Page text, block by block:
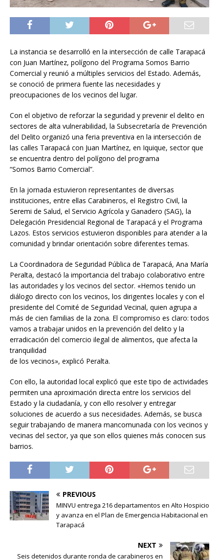
La instancia se desarrolló en la intersección de calle Tarapacá
con Juan Martínez, polígono del Programa Somos Barrio
Comercial y reunió a múltiples servicios del Estado. Además,
se conoció de primera fuente las necesidades y
preocupaciones de los vecinos del lugar.
Con el objetivo de reforzar la seguridad y prevenir el delito en
sectores de alta vulnerabilidad, la Subsecretaría de Prevención
del Delito organizó una feria preventiva en la intersección de
las calles Tarapacá con Juan Martínez, en Iquique, sector que
se encuentra dentro del polígono del programa
“Somos Barrio Comercial”.
En la jornada estuvieron representantes de diversas
instituciones, entre ellas Carabineros, el Registro Civil, la
Seremi de Salud, el Servicio Agrícola y Ganadero (SAG), la
Delegación Presidencial Regional de Tarapacá y el Programa
Lazos. Estos servicios estuvieron disponibles para atender a la
comunidad y brindar orientación sobre diferentes temas.
La Coordinadora de Seguridad Pública de Tarapacá, Ana María
Peralta, destacó la importancia del trabajo colaborativo entre
las autoridades y los vecinos del sector. «Hemos tenido un
diálogo directo con los vecinos, los dirigentes locales y con el
presidente del Comité de Seguridad Vecinal, quien agrupa a
más de cien familias de la zona. El compromiso es claro: todos
vamos a trabajar unidos en la prevención del delito y la
erradicación del comercio ilegal de alimentos, que afecta la
tranquilidad
de los vecinos», explicó Peralta.
Con ello, la autoridad local explicó que este tipo de actividades
permiten una aproximación directa entre los servicios del
Estado y la ciudadanía, y con ello resolver y entregar
soluciones de acuerdo a sus necesidades. Además, se busca
seguir trabajando de manera mancomunada con los vecinos y
vecinas del sector, ya que son ellos quienes más conocen sus
barrios.
PREVIOUS
MINVU entrega 216 departamentos en Alto Hospicio
y avanza en el Plan de Emergencia Habitacional en
Tarapacá
NEXT
Seis detenidos durante ronda de carabineros en